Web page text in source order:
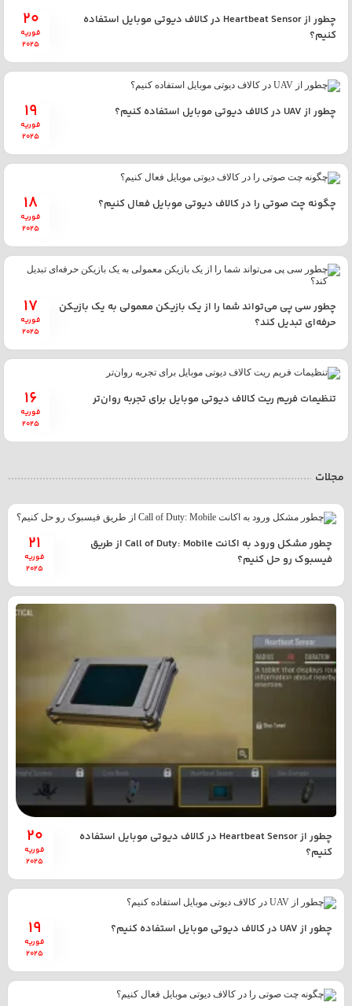
20
فوریه
2025
چطور از Heartbeat Sensor در کالاف دیوتی موبایل استفاده
کنیم؟
19
فوریه
2025
چطور از UAV در کالاف دیوتی موبایل استفاده کنیم؟
18
فوریه
2025
چگونه چت صوتی را در کالاف دیوتی موبایل فعال کنیم؟
17
فوریه
2025
چطور سی پی می‌تواند شما را از یک بازیکن معمولی به یک بازیکن
حرفه‌ای تبدیل کند؟
16
فوریه
2025
تنظیمات فریم ریت کالاف دیوتی موبایل برای تجربه روان‌تر
مجلات
21
فوریه
2025
چطور مشکل ورود به اکانت Call of Duty: Mobile از طریق
فیسبوک رو حل کنیم؟
20
فوریه
2025
چطور از Heartbeat Sensor در کالاف دیوتی موبایل استفاده
کنیم؟
19
فوریه
2025
چطور از UAV در کالاف دیوتی موبایل استفاده کنیم؟